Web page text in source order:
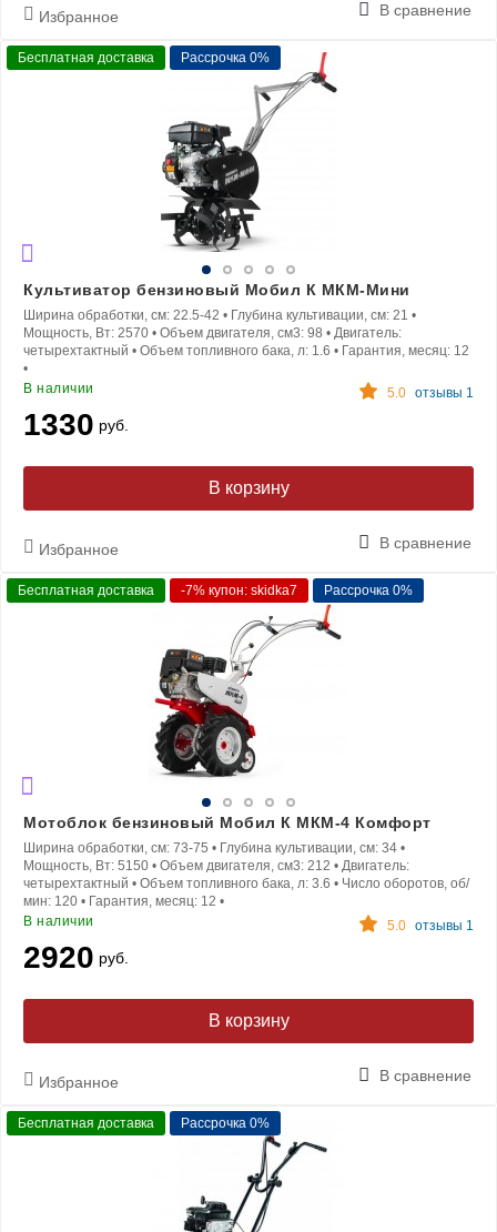
Избранное В сравнение
Бесплатная доставка Рассрочка 0%
Культиватор бензиновый Мобил К МКМ-Мини
Ширина обработки, см: 22.5-42 • Глубина культивации, см: 21 •
Мощность, Вт: 2570 • Объем двигателя, см3: 98 • Двигатель:
четырехтактный • Объем топливного бака, л: 1.6 • Гарантия, месяц: 12
•
В наличии
5.0 отзывы 1
1330 руб.
В корзину
Избранное В сравнение
Бесплатная доставка -7% купон: skidka7 Рассрочка 0%
Мотоблок бензиновый Мобил К МКМ-4 Комфорт
Ширина обработки, см: 73-75 • Глубина культивации, см: 34 •
Мощность, Вт: 5150 • Объем двигателя, см3: 212 • Двигатель:
четырехтактный • Объем топливного бака, л: 3.6 • Число оборотов, об/
мин: 120 • Гарантия, месяц: 12 •
В наличии
5.0 отзывы 1
2920 руб.
В корзину
Избранное В сравнение
Бесплатная доставка Рассрочка 0%